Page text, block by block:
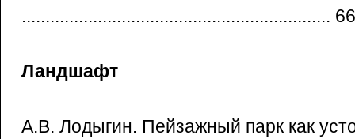
................................................................. 66
Ландшафт
А.В. Лодыгин. Пейзажный парк как